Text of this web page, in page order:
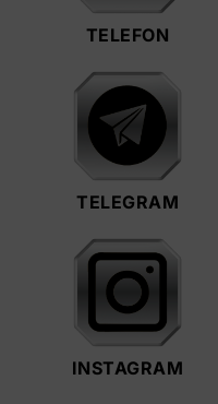
TELEFON
TELEGRAM
INSTAGRAM